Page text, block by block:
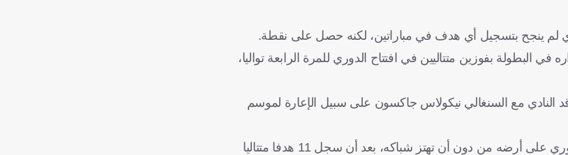
لم ينجح بتسجيل أي هدف في مباراتين، لكنه حصل على نقطة.
البطولة بفوزين متتاليين في افتتاح الدوري للمرة الرابعة تواليا،
النادي مع السنغالي نيكولاس جاكسون على سبيل الإعارة لموسم
أما على الصعيد الدفاعي، يسعى بايرن إلى تحقيق انتصاره الرابع تواليا في الدوري على أرضه من دون أن تهتز شباكه، بعد أن سجل 11 هدفا متتاليا